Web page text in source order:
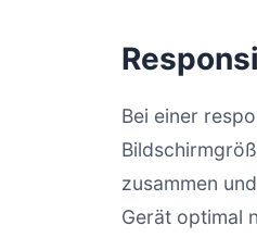
Bei einer
zusammen
Gerät optimal